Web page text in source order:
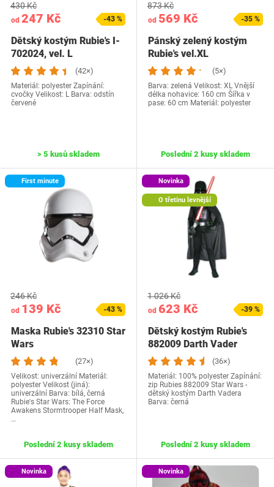
od 247 Kč
430 Kč
-43 %
Dětský kostým Rubie's I-
702024, vel. L
(42×)
Materiál: polyester Zapínání:
cvočky Velikost: L Barva: odstín
červené
> 5 kusů skladem
od 569 Kč
873 Kč
-35 %
Pánský zelený kostým
Rubie's vel.XL
(5×)
Barva: zelená Velikost: XL Vnější
délka nohavice: 160 cm Šířka v
pase: 60 cm Materiál: polyester
Poslední 2 kusy skladem
First minute
od 139 Kč
246 Kč
-43 %
Maska Rubie's 32310 Star
Wars
(27×)
Velikost: univerzální Materiál:
polyester Velikost (jiná):
univerzální Barva: bílá, černá
Rubie's Star Wars: The Force
Awakens Stormtrooper Half Mask,
…
Poslední 2 kusy skladem
Novinka
O třetinu levnější
od 623 Kč
1 026 Kč
-39 %
Dětský kostým Rubie's
882009 Darth Vader
(36×)
Materiál: 100% polyester Zapínání:
zip Rubies 882009 Star Wars -
dětský kostým Darth Vadera
Barva: černá
Poslední 2 kusy skladem
Novinka Novinka